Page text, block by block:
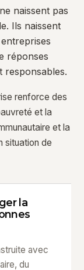
naissent pas
Ils naissent
réponses
responsables.
renforce des
et la
et la
situation de
la
avec
du